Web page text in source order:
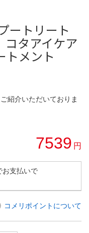
ートリート
コタアイケア
メント
紹介いただいておりま
7539 円
お支払いで
コメリポイントについて